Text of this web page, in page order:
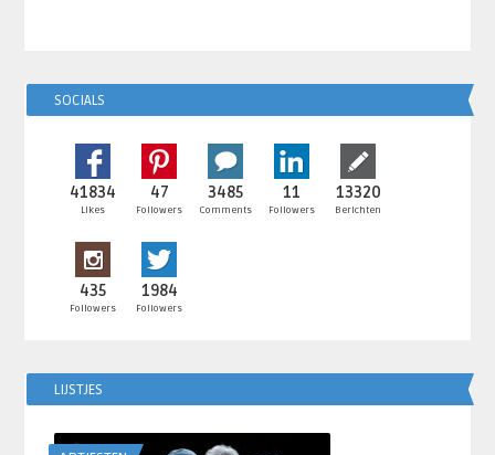
SOCIALS
41834
Likes
47
Followers
3485
Comments
11
Followers
13320
Berichten
435
Followers
1984
Followers
LIJSTJES